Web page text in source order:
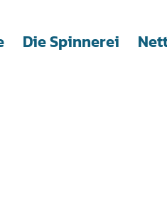
Die Spinnerei